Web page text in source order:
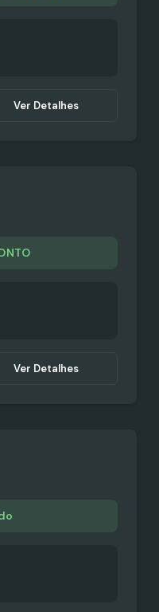
Ver Detalhes
Ver Detalhes